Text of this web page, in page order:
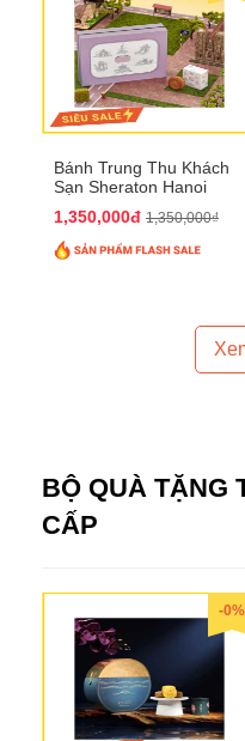
Bánh Trung Thu Khách
Sạn Sheraton Hanoi
1,350,000đ 1,350,000₫
BỘ QUÀ TẶNG
CẤP
-0%